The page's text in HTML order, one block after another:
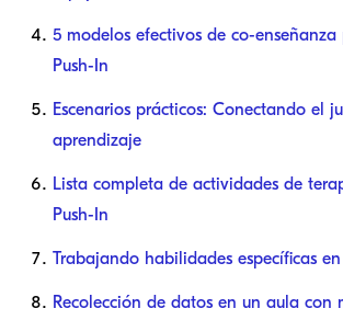
5 modelos efectivos de co-
Push-In
Escenarios prácticos: Conectando el
aprendizaje
Lista completa de actividades de
Push-In
Trabajando habilidades específicas
Recolección de datos en un aula con